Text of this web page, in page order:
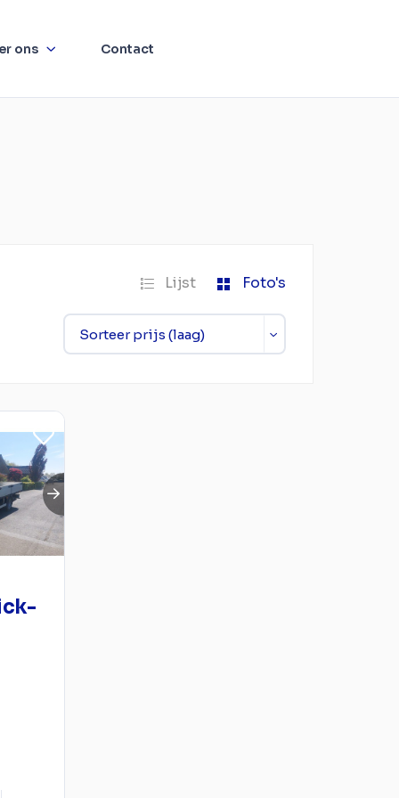
ons Contact
Lijst Foto's